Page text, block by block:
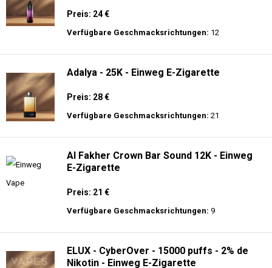
Preis: 24 €
Verfügbare Geschmacksrichtungen: 12
Adalya - 25K - Einweg E-Zigarette
Preis: 28 €
Verfügbare Geschmacksrichtungen: 21
Al Fakher Crown Bar Sound 12K - Einweg
E-Zigarette
Preis: 21 €
Verfügbare Geschmacksrichtungen: 9
ELUX - CyberOver - 15000 puffs - 2% de
Nikotin - Einweg E-Zigarette